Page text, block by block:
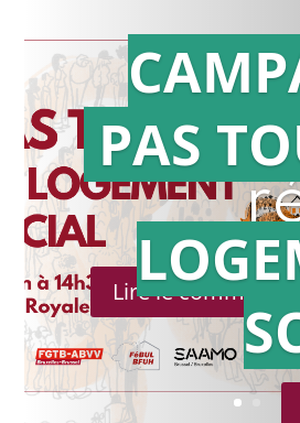
Lire le
PAS